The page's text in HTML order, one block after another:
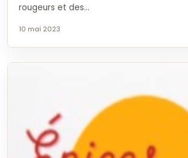
rougeurs et des...
10 mai 2023